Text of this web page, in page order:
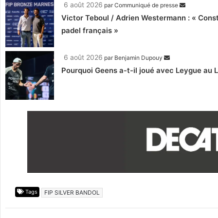
6 août 2026 parCommuniqué de presse
Victor Teboul / Adrien Westermann : «
padel français »
6 août 2026 par Benjamin Dupouy
Pourquoi Geens a-t-il joué avec Leygue au
Tags FIP SILVER BANDOL